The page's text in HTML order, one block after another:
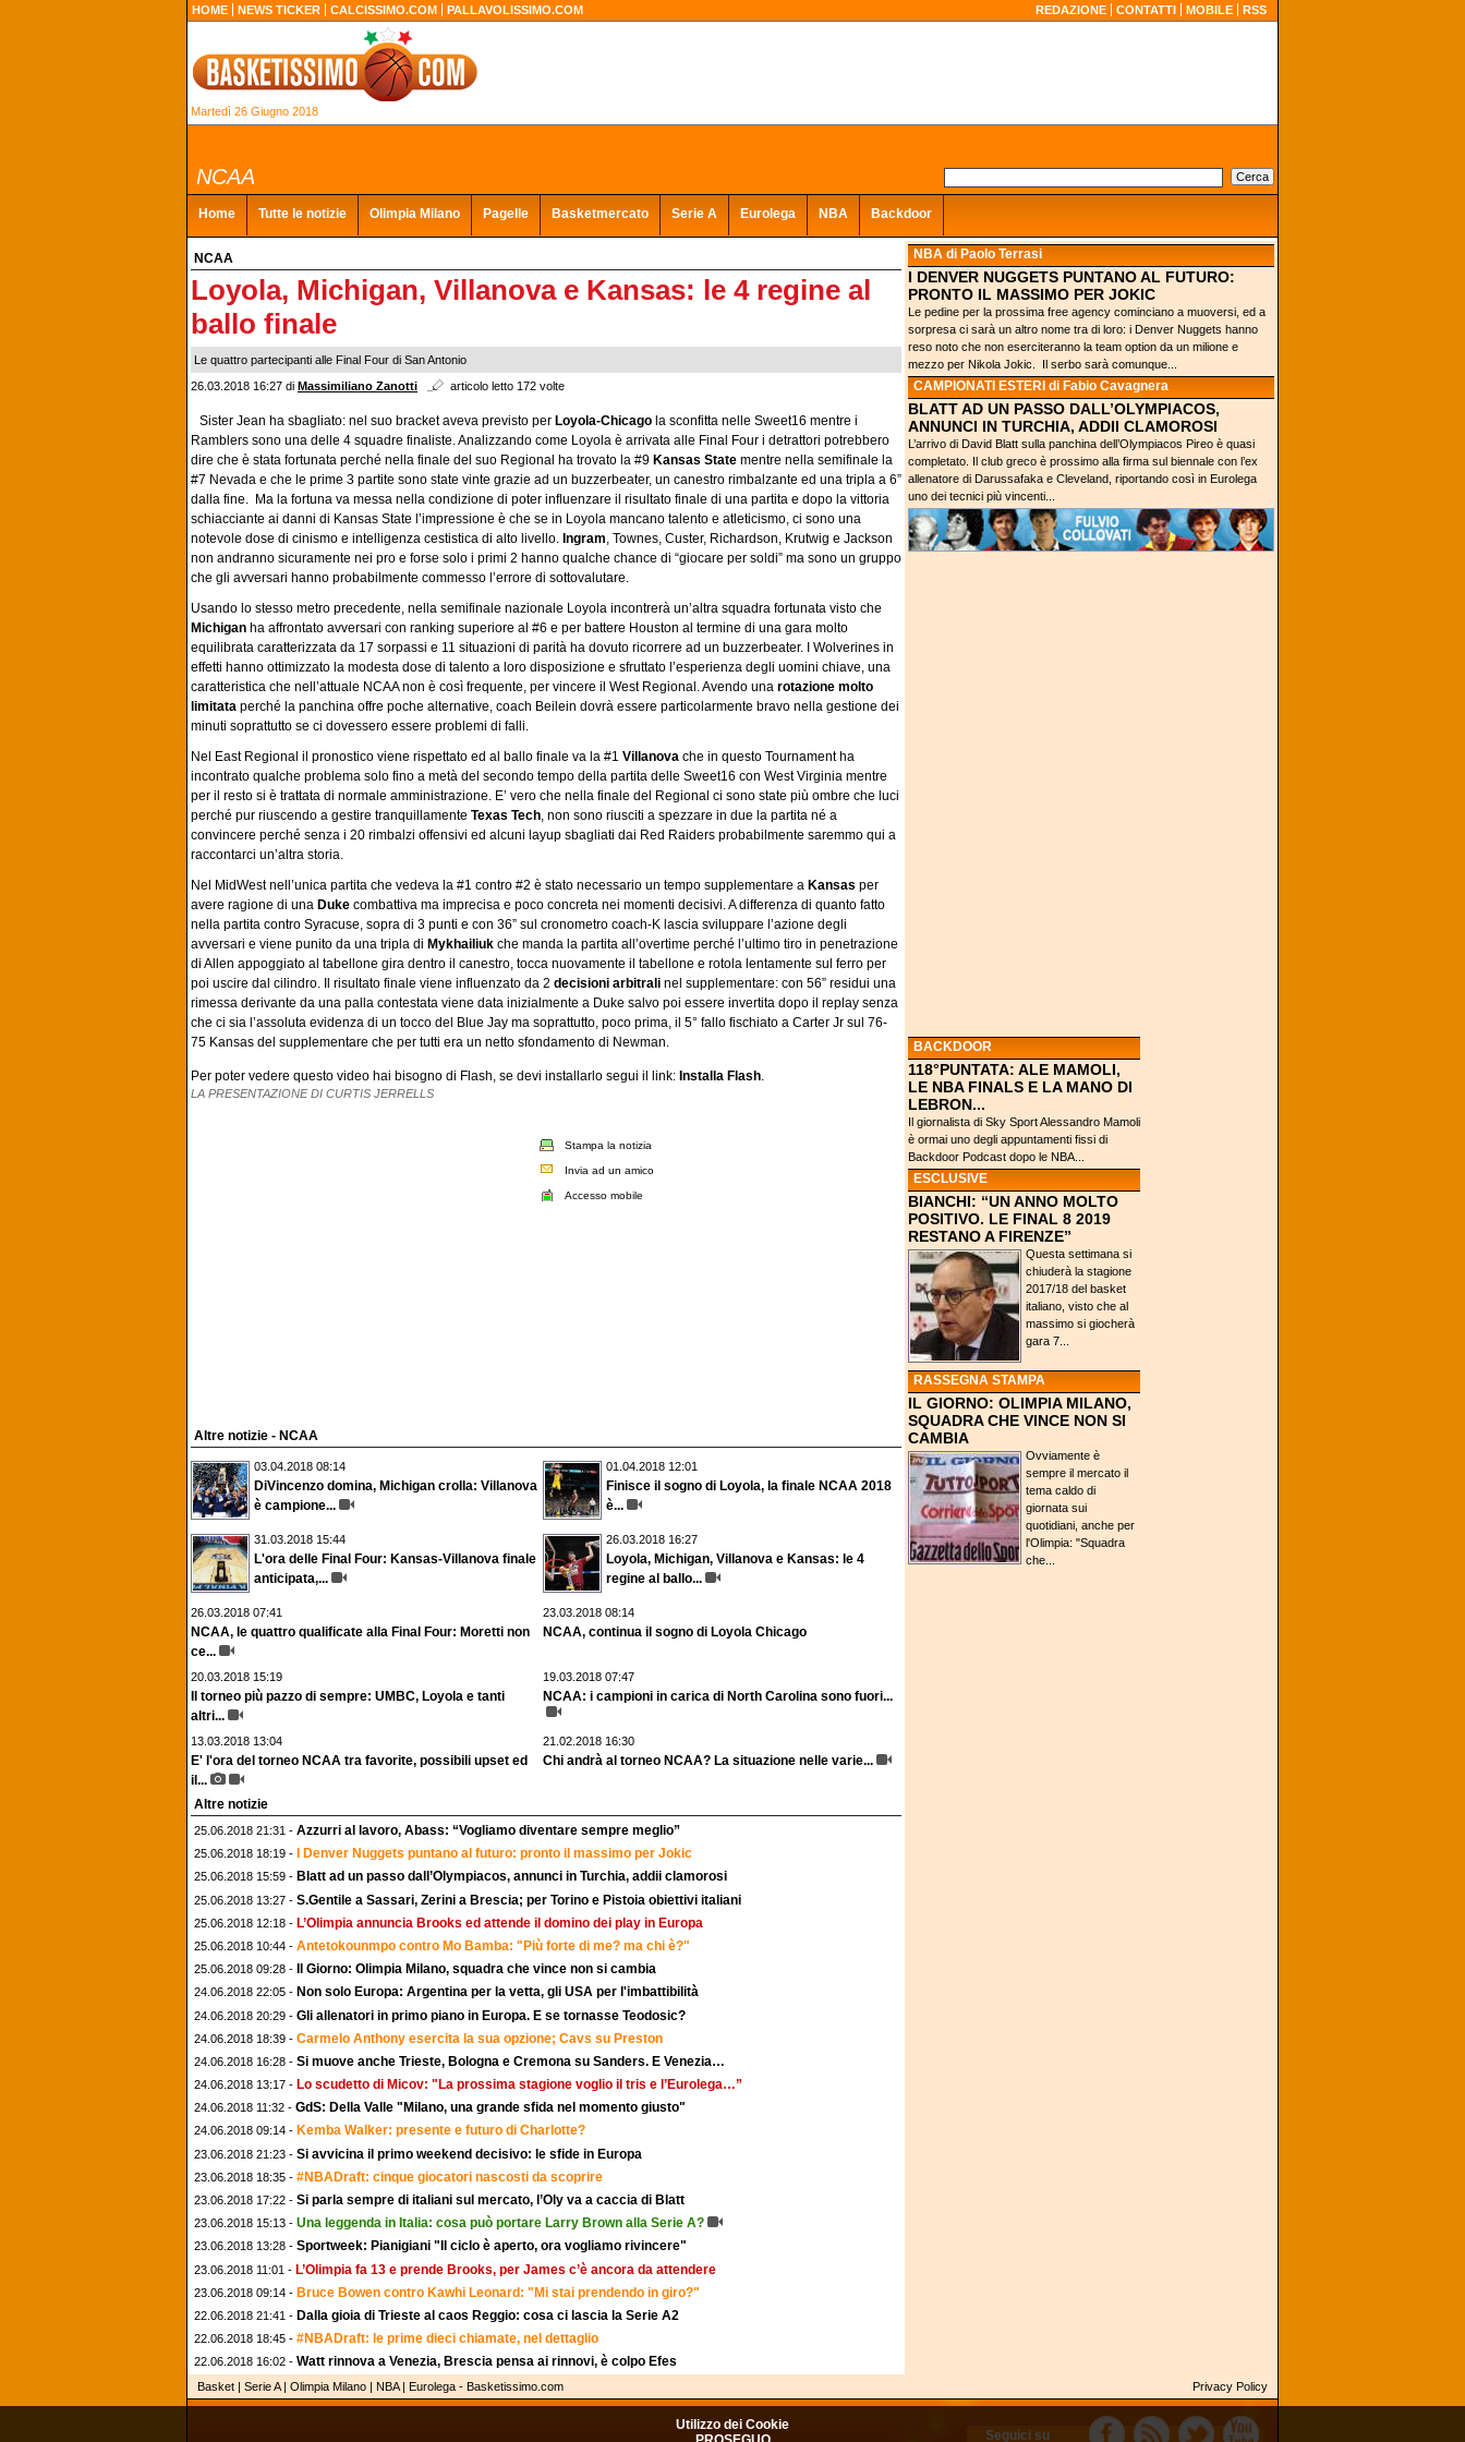
HOME NEWS TICKER CALCISSIMO.COM PALLAVOLISSIMO.COM REDAZIONE CONTATTI MOBILE RSS
Martedì 26 Giugno 2018
NCAA
Home Tutte le notizie Olimpia Milano Pagelle Basketmercato Serie A Eurolega NBA Backdoor
NCAA
Loyola, Michigan, Villanova e Kansas: le 4 regine al
ballo finale
Le quattro partecipanti alle Final Four di San Antonio
26.03.2018 16:27 di Massimiliano Zanotti articolo letto 172 volte
Sister Jean ha sbagliato: nel suo bracket aveva previsto per Loyola-Chicago la sconfitta nelle Sweet16 mentre i
Ramblers sono una delle 4 squadre finaliste. Analizzando come Loyola è arrivata alle Final Four i detrattori potrebbero
dire che è stata fortunata perché nella finale del suo Regional ha trovato la #9 Kansas State mentre nella semifinale la
#7 Nevada e che le prime 3 partite sono state vinte grazie ad un buzzerbeater, un canestro rimbalzante ed una tripla a 6”
dalla fine. Ma la fortuna va messa nella condizione di poter influenzare il risultato finale di una partita e dopo la vittoria
schiacciante ai danni di Kansas State l’impressione è che se in Loyola mancano talento e atleticismo, ci sono una
notevole dose di cinismo e intelligenza cestistica di alto livello. Ingram, Townes, Custer, Richardson, Krutwig e Jackson
non andranno sicuramente nei pro e forse solo i primi 2 hanno qualche chance di “giocare per soldi” ma sono un gruppo
che gli avversari hanno probabilmente commesso l’errore di sottovalutare.
Usando lo stesso metro precedente, nella semifinale nazionale Loyola incontrerà un’altra squadra fortunata visto che
Michigan ha affrontato avversari con ranking superiore al #6 e per battere Houston al termine di una gara molto
equilibrata caratterizzata da 17 sorpassi e 11 situazioni di parità ha dovuto ricorrere ad un buzzerbeater. I Wolverines in
effetti hanno ottimizzato la modesta dose di talento a loro disposizione e sfruttato l’esperienza degli uomini chiave, una
caratteristica che nell’attuale NCAA non è così frequente, per vincere il West Regional. Avendo una rotazione molto
limitata perché la panchina offre poche alternative, coach Beilein dovrà essere particolarmente bravo nella gestione dei
minuti soprattutto se ci dovessero essere problemi di falli.
Nel East Regional il pronostico viene rispettato ed al ballo finale va la #1 Villanova che in questo Tournament ha
incontrato qualche problema solo fino a metà del secondo tempo della partita delle Sweet16 con West Virginia mentre
per il resto si è trattata di normale amministrazione. E’ vero che nella finale del Regional ci sono state più ombre che luci
perché pur riuscendo a gestire tranquillamente Texas Tech, non sono riusciti a spezzare in due la partita né a
convincere perché senza i 20 rimbalzi offensivi ed alcuni layup sbagliati dai Red Raiders probabilmente saremmo qui a
raccontarci un’altra storia.
Nel MidWest nell’unica partita che vedeva la #1 contro #2 è stato necessario un tempo supplementare a Kansas per
avere ragione di una Duke combattiva ma imprecisa e poco concreta nei momenti decisivi. A differenza di quanto fatto
nella partita contro Syracuse, sopra di 3 punti e con 36” sul cronometro coach-K lascia sviluppare l’azione degli
avversari e viene punito da una tripla di Mykhailiuk che manda la partita all’overtime perché l’ultimo tiro in penetrazione
di Allen appoggiato al tabellone gira dentro il canestro, tocca nuovamente il tabellone e rotola lentamente sul ferro per
poi uscire dal cilindro. Il risultato finale viene influenzato da 2 decisioni arbitrali nel supplementare: con 56” residui una
rimessa derivante da una palla contestata viene data inizialmente a Duke salvo poi essere invertita dopo il replay senza
che ci sia l’assoluta evidenza di un tocco del Blue Jay ma soprattutto, poco prima, il 5° fallo fischiato a Carter Jr sul 76-
75 Kansas del supplementare che per tutti era un netto sfondamento di Newman.
Per poter vedere questo video hai bisogno di Flash, se devi installarlo segui il link: Installa Flash.
LA PRESENTAZIONE DI CURTIS JERRELLS
Stampa la notizia
Invia ad un amico
Accesso mobile
Altre notizie - NCAA
03.04.2018 08:14
DiVincenzo domina, Michigan crolla: Villanova
è campione...
01.04.2018 12:01
Finisce il sogno di Loyola, la finale NCAA 2018
è...
31.03.2018 15:44
L'ora delle Final Four: Kansas-Villanova finale
anticipata,...
26.03.2018 16:27
Loyola, Michigan, Villanova e Kansas: le 4
regine al ballo...
26.03.2018 07:41
NCAA, le quattro qualificate alla Final Four: Moretti non
ce...
23.03.2018 08:14
NCAA, continua il sogno di Loyola Chicago
20.03.2018 15:19
Il torneo più pazzo di sempre: UMBC, Loyola e tanti
altri...
19.03.2018 07:47
NCAA: i campioni in carica di North Carolina sono fuori...
13.03.2018 13:04
E' l'ora del torneo NCAA tra favorite, possibili upset ed
il...
21.02.2018 16:30
Chi andrà al torneo NCAA? La situazione nelle varie...
Altre notizie
25.06.2018 21:31 - Azzurri al lavoro, Abass: “Vogliamo diventare sempre meglio”
25.06.2018 18:19 - I Denver Nuggets puntano al futuro: pronto il massimo per Jokic
25.06.2018 15:59 - Blatt ad un passo dall’Olympiacos, annunci in Turchia, addii clamorosi
25.06.2018 13:27 - S.Gentile a Sassari, Zerini a Brescia; per Torino e Pistoia obiettivi italiani
25.06.2018 12:18 - L’Olimpia annuncia Brooks ed attende il domino dei play in Europa
25.06.2018 10:44 - Antetokounmpo contro Mo Bamba: "Più forte di me? ma chi è?"
25.06.2018 09:28 - Il Giorno: Olimpia Milano, squadra che vince non si cambia
24.06.2018 22:05 - Non solo Europa: Argentina per la vetta, gli USA per l'imbattibilità
24.06.2018 20:29 - Gli allenatori in primo piano in Europa. E se tornasse Teodosic?
24.06.2018 18:39 - Carmelo Anthony esercita la sua opzione; Cavs su Preston
24.06.2018 16:28 - Si muove anche Trieste, Bologna e Cremona su Sanders. E Venezia…
24.06.2018 13:17 - Lo scudetto di Micov: "La prossima stagione voglio il tris e l’Eurolega…”
24.06.2018 11:32 - GdS: Della Valle "Milano, una grande sfida nel momento giusto"
24.06.2018 09:14 - Kemba Walker: presente e futuro di Charlotte?
23.06.2018 21:23 - Si avvicina il primo weekend decisivo: le sfide in Europa
23.06.2018 18:35 - #NBADraft: cinque giocatori nascosti da scoprire
23.06.2018 17:22 - Si parla sempre di italiani sul mercato, l’Oly va a caccia di Blatt
23.06.2018 15:13 - Una leggenda in Italia: cosa può portare Larry Brown alla Serie A?
23.06.2018 13:28 - Sportweek: Pianigiani "Il ciclo è aperto, ora vogliamo rivincere"
23.06.2018 11:01 - L’Olimpia fa 13 e prende Brooks, per James c’è ancora da attendere
23.06.2018 09:14 - Bruce Bowen contro Kawhi Leonard: "Mi stai prendendo in giro?"
22.06.2018 21:41 - Dalla gioia di Trieste al caos Reggio: cosa ci lascia la Serie A2
22.06.2018 18:45 - #NBADraft: le prime dieci chiamate, nel dettaglio
22.06.2018 16:02 - Watt rinnova a Venezia, Brescia pensa ai rinnovi, è colpo Efes
NBA di Paolo Terrasi
I DENVER NUGGETS PUNTANO AL FUTURO:
PRONTO IL MASSIMO PER JOKIC
Le pedine per la prossima free agency cominciano a muoversi, ed a
sorpresa ci sarà un altro nome tra di loro: i Denver Nuggets hanno
reso noto che non eserciteranno la team option da un milione e
mezzo per Nikola Jokic. Il serbo sarà comunque...
CAMPIONATI ESTERI di Fabio Cavagnera
BLATT AD UN PASSO DALL’OLYMPIACOS,
ANNUNCI IN TURCHIA, ADDII CLAMOROSI
L’arrivo di David Blatt sulla panchina dell’Olympiacos Pireo è quasi
completato. Il club greco è prossimo alla firma sul biennale con l’ex
allenatore di Darussafaka e Cleveland, riportando così in Eurolega
uno dei tecnici più vincenti...
BACKDOOR
118°PUNTATA: ALE MAMOLI,
LE NBA FINALS E LA MANO DI
LEBRON...
Il giornalista di Sky Sport Alessandro Mamoli
è ormai uno degli appuntamenti fissi di
Backdoor Podcast dopo le NBA...
ESCLUSIVE
BIANCHI: “UN ANNO MOLTO
POSITIVO. LE FINAL 8 2019
RESTANO A FIRENZE”
Questa settimana si
chiuderà la stagione
2017/18 del basket
italiano, visto che al
massimo si giocherà
gara 7...
RASSEGNA STAMPA
IL GIORNO: OLIMPIA MILANO,
SQUADRA CHE VINCE NON SI
CAMBIA
Ovviamente è
sempre il mercato il
tema caldo di
giornata sui
quotidiani, anche per
l'Olimpia: "Squadra
che...
Basket | Serie A | Olimpia Milano | NBA | Eurolega - Basketissimo.com Privacy Policy
Seguici su
Utilizzo dei Cookie